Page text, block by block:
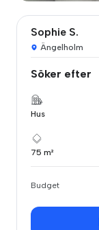
Sophie S.
Ängelholm
Söker efter
Hus
75 m²
Budget